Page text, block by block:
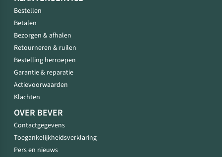
Bestellen
Betalen
Bezorgen & afhalen
Retourneren & ruilen
Bestelling herroepen
Garantie & reparatie
Actievoorwaarden
Klachten
OVER BEVER
Contactgegevens
Toegankelijkheidsverklaring
Pers en nieuws